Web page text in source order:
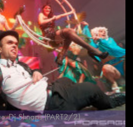
Dj Shnaps (PART2/2)